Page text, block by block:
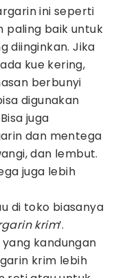
ini seperti
paling baik untuk
diinginkan. Jika
kue kering,
berbunyi
digunakan
juga
dan mentega
dan lembut.
juga lebih
di toko biasanya
krim’.
kandungan
krim lebih